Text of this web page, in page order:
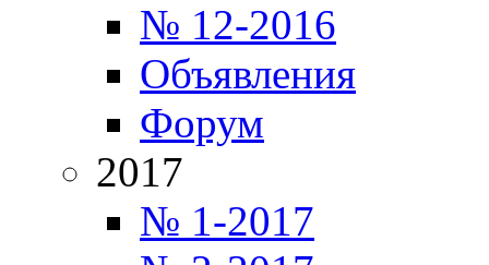
№ 12-2016
Объявления
Форум
2017
№ 1-2017